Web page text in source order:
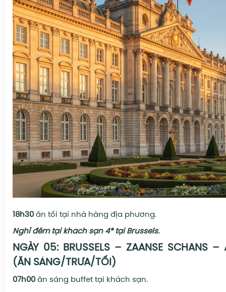
18h30 ăn tối tại nhà hàng địa phương.
Nghỉ đêm tại khách sạn 4* tại Brussels.
NGÀY 05: BRUSSELS – ZAANSE SCHANS –
(ĂN SÁNG/TRƯA/TỐI)
07h00 ăn sáng buffet tại khách sạn.